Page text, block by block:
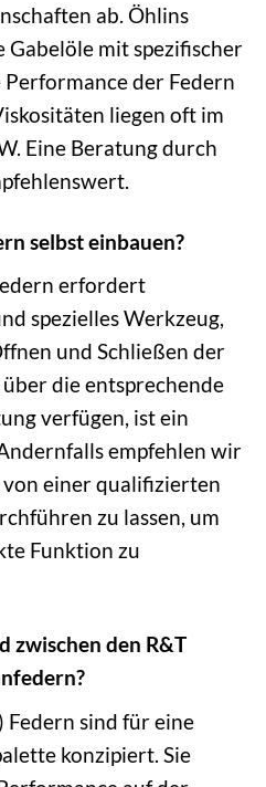
ab. Öhlins
Gabelöle mit spezifischer
der Federn
liegen oft im
Eine Beratung durch
selbst einbauen?
erfordert
spezielles Werkzeug,
und Schließen der
die entsprechende
verfügen, ist ein
empfehlen wir
einer qualifizierten
zu lassen, um
Funktion zu
zwischen den R&T
Federn sind für eine
konzipiert. Sie